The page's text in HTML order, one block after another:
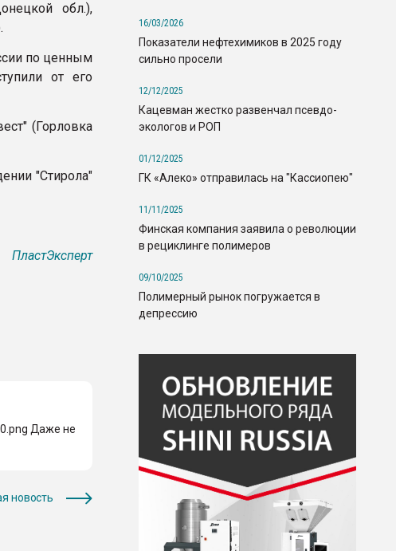
обл.),
по ценным
от его
(Горловка
"Стирола"
ПластЭксперт
Даже не
новость
16/03/2026
Показатели нефтехимиков в 2025 году
сильно просели
12/12/2025
Кацевман жестко развенчал псевдо-
экологов и РОП
01/12/2025
ГК «Алеко» отправилась на "Кассиопею"
11/11/2025
Финская компания заявила о революции
в рециклинге полимеров
09/10/2025
Полимерный рынок погружается в
депрессию